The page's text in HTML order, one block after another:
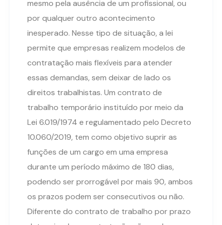
mesmo pela ausência de um profissional, ou
por qualquer outro acontecimento
inesperado. Nesse tipo de situação, a lei
permite que empresas realizem modelos de
contratação mais flexíveis para atender
essas demandas, sem deixar de lado os
direitos trabalhistas. Um contrato de
trabalho temporário instituído por meio da
Lei 6.019/1974 e regulamentado pelo Decreto
10.060/2019, tem como objetivo suprir as
funções de um cargo em uma empresa
durante um período máximo de 180 dias,
podendo ser prorrogável por mais 90, ambos
os prazos podem ser consecutivos ou não.
Diferente do contrato de trabalho por prazo